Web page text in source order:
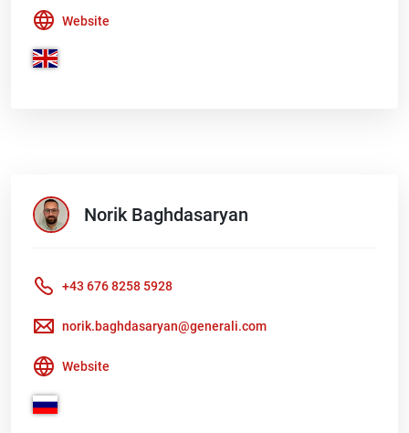
Website
Norik Baghdasaryan
+43 676 8258 5928
norik.baghdasaryan@generali.com
Website